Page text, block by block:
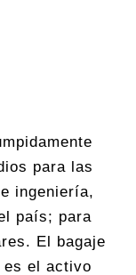
para las
ingeniería,
país; para
El bagaje
es el activo